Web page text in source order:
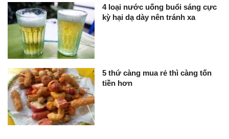
4 loại nước uống buổi sáng cực
kỳ hại dạ dày nên tránh xa
5 thứ càng mua rẻ thì càng tốn
tiền hơn